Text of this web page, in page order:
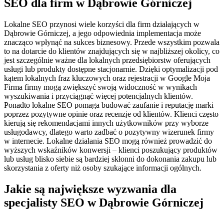
SEO dla firm w Dąbrowie Górniczej
Lokalne SEO przynosi wiele korzyści dla firm działających w
Dąbrowie Górniczej, a jego odpowiednia implementacja może
znacząco wpłynąć na sukces biznesowy. Przede wszystkim pozwala
to na dotarcie do klientów znajdujących się w najbliższej okolicy, co
jest szczególnie ważne dla lokalnych przedsiębiorstw oferujących
usługi lub produkty dostępne stacjonarnie. Dzięki optymalizacji pod
kątem lokalnych fraz kluczowych oraz rejestracji w Google Moja
Firma firmy mogą zwiększyć swoją widoczność w wynikach
wyszukiwania i przyciągnąć więcej potencjalnych klientów.
Ponadto lokalne SEO pomaga budować zaufanie i reputację marki
poprzez pozytywne opinie oraz recenzje od klientów. Klienci często
kierują się rekomendacjami innych użytkowników przy wyborze
usługodawcy, dlatego warto zadbać o pozytywny wizerunek firmy
w internecie. Lokalne działania SEO mogą również prowadzić do
wyższych wskaźników konwersji – klienci poszukujący produktów
lub usług blisko siebie są bardziej skłonni do dokonania zakupu lub
skorzystania z oferty niż osoby szukające informacji ogólnych.
Jakie są największe wyzwania dla
specjalisty SEO w Dąbrowie Górniczej